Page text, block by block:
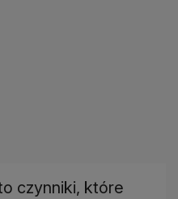
czynniki, które